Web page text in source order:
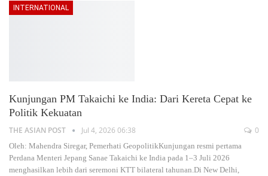
INTERNATIONAL
Kunjungan PM Takaichi ke India: Dari Kereta Cepat ke
Politik Kekuatan
THE ASIAN POST Jul 4, 2026 06:38 0
Oleh: Mahendra Siregar, Pemerhati GeopolitikKunjungan resmi pertama
Perdana Menteri Jepang Sanae Takaichi ke India pada 1–3 Juli 2026
menghasilkan lebih dari seremoni KTT bilateral tahunan.Di New Delhi,